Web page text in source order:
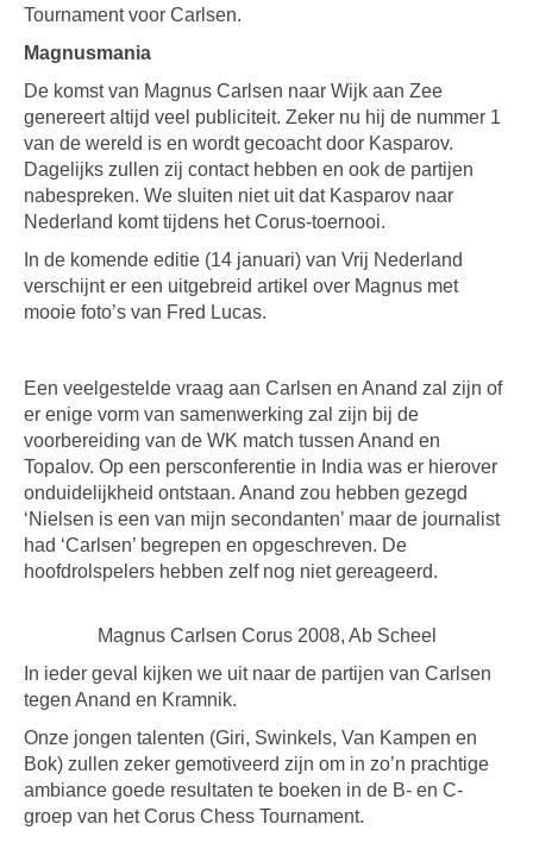
Tournament voor Carlsen.
Magnusmania
De komst van Magnus Carlsen naar Wijk aan Zee
genereert altijd veel publiciteit. Zeker nu hij de nummer 1
van de wereld is en wordt gecoacht door Kasparov.
Dagelijks zullen zij contact hebben en ook de partijen
nabespreken. We sluiten niet uit dat Kasparov naar
Nederland komt tijdens het Corus-toernooi.
In de komende editie (14 januari) van Vrij Nederland
verschijnt er een uitgebreid artikel over Magnus met
mooie foto’s van Fred Lucas.
Een veelgestelde vraag aan Carlsen en Anand zal zijn of
er enige vorm van samenwerking zal zijn bij de
voorbereiding van de WK match tussen Anand en
Topalov. Op een persconferentie in India was er hierover
onduidelijkheid ontstaan. Anand zou hebben gezegd
‘Nielsen is een van mijn secondanten’ maar de journalist
had ‘Carlsen’ begrepen en opgeschreven. De
hoofdrolspelers hebben zelf nog niet gereageerd.
Magnus Carlsen Corus 2008, Ab Scheel
In ieder geval kijken we uit naar de partijen van Carlsen
tegen Anand en Kramnik.
Onze jongen talenten (Giri, Swinkels, Van Kampen en
Bok) zullen zeker gemotiveerd zijn om in zo’n prachtige
ambiance goede resultaten te boeken in de B- en C-
groep van het Corus Chess Tournament.